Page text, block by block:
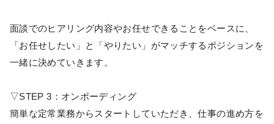
面談でのヒアリング内容やお任せできることをベースに、
「お任せしたい」と「やりたい」がマッチするポジションを
一緒に決めていきます。
▽STEP 3：オンボーディング
簡単な定常業務からスタートしていただき、仕事の進め方を